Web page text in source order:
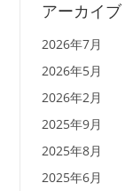
アーカイブ
2026年7月
2026年5月
2026年2月
2025年9月
2025年8月
2025年6月